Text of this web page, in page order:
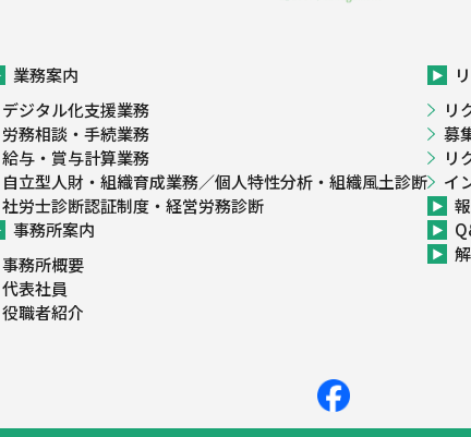
業務案内
デジタル化支援業務
労務相談・手続業務
給与・賞与計算業務
自立型人財・組織育成業務／個人特性分析・組織風土診断
社労士診断認証制度・経営労務診断
事務所案内
事務所概要
代表社員
役職者紹介
リ
募
リ
イ